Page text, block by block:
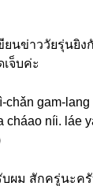
นข่าววัยรุ่นยิง
จ็บค่ะ
chǎn gam-
cháao níi. láe
บผม สักครู่นะค